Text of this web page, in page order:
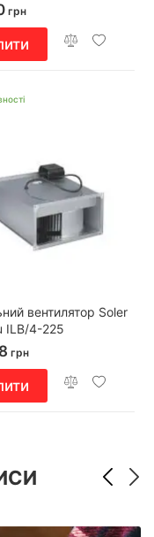
грн
вентилятор Soler
ILB/4-225
грн